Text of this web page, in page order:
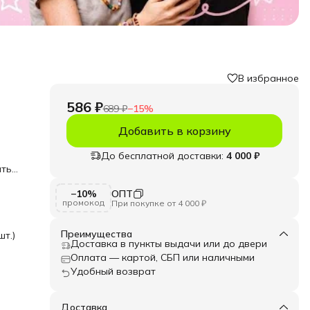
В избранное
586 ₽689 ₽−15%
Добавить в корзину
До бесплатной доставки: 4 000 ₽
−10%
промокод
ОПТ
При покупке от 4 000 ₽
Преимущества
Доставка в пункты выдачи или до двери
Оплата — картой, СБП или наличными
Удобный возврат
Доставка